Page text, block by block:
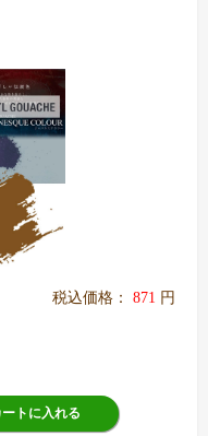
税込価格： 871 円
ートに入れる